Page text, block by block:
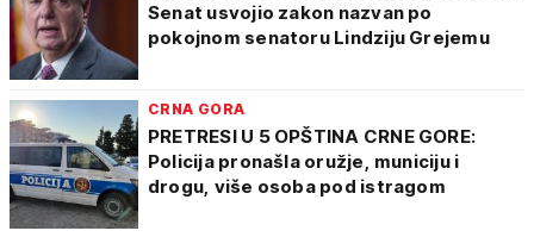
Senat usvojio zakon nazvan po
pokojnom senatoru Lindziju Grejemu
CRNA GORA
PRETRESI U 5 OPŠTINA CRNE GORE:
Policija pronašla oružje, municiju i
drogu, više osoba pod istragom